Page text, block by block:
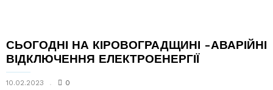
СЬОГОДНІ НА КІРОВОГРАДЩИНІ -АВАРІЙНІ
ВІДКЛЮЧЕННЯ ЕЛЕКТРОЕНЕРГІЇ
10.02.2023 0